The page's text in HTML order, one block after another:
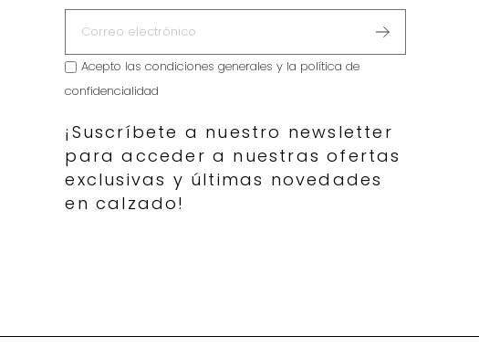
Acepto lascondiciones generales y la política de
confidencialidad
¡Suscríbete a nuestro newsletter
para acceder a nuestras ofertas
exclusivas y últimas novedades
en calzado!